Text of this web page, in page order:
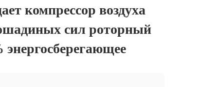
компрессор воздуха
сил роторный
энергосберегающее